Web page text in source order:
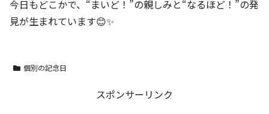
今日もどこかで、“まいど！”の親しみと“なるほど！”の発
見が生まれています😊✨
個別の記念日
スポンサーリンク